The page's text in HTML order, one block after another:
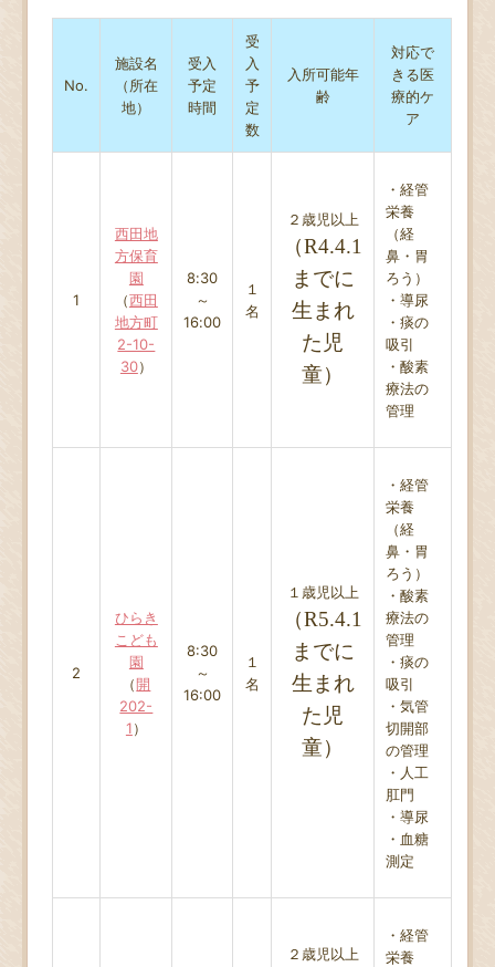
No.
施設名
（所在
地）
受入
予定
時間
受
入
予
定
数
入所可能年
齢
対応で
きる医
療的ケ
ア
1
西田地
方保育
園
（西田
地方町
2-10-
30）
8:30
～
16:00
１
名
２歳児以上
（R4.4.1
までに
生まれ
た児
童）
・経管
栄養
（経
鼻・胃
ろう）
・導尿
・痰の
吸引
・酸素
療法の
管理
2
ひらき
こども
園
（開
202-
1）
8:30
～
16:00
１
名
１歳児以上
（R5.4.1
までに
生まれ
た児
童）
・経管
栄養
（経
鼻・胃
ろう）
・酸素
療法の
管理
・痰の
吸引
・気管
切開部
の管理
・人工
肛門
・導尿
・血糖
測定
２歳児以上
・経管
栄養